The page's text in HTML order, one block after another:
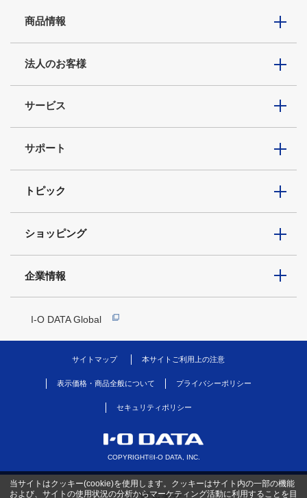
商品情報
法人のお客様
サービス
サポート
トピック
ショッピング
企業情報
I-O DATA Global
サイトマップ 本サイトご利用上の注意
表示価格・商品全般について プライバシーポリシー
セキュリティポリシー
COPYRIGHT©I-O DATA, INC.
当サイトはクッキー(cookie)を使用します。クッキーはサイト内の一部の機能
および、サイトの使用状況の分析からマーケティング活動に利用することを目